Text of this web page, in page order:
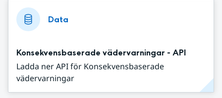
Data
Konsekvensbaserade vädervarningar - API
Ladda ner API för Konsekvensbaserade
vädervarningar